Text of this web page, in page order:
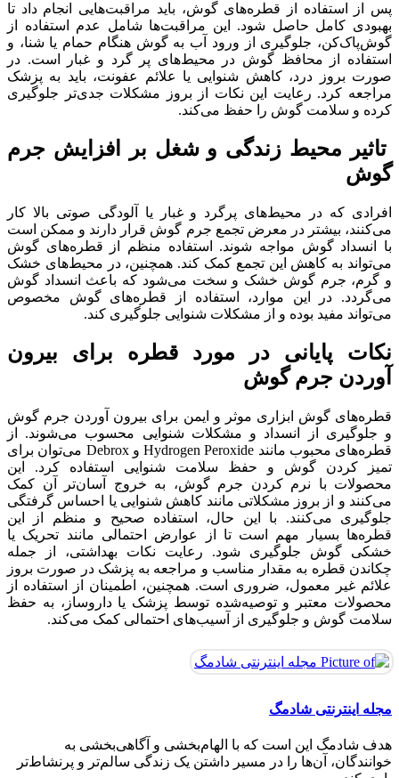
پس از استفاده از قطره‌های گوش، باید مراقبت‌هایی انجام داد تا
بهبودی کامل حاصل شود. این مراقبت‌ها شامل عدم استفاده از
گوش‌پاک‌کن، جلوگیری از ورود آب به گوش هنگام حمام یا شنا، و
استفاده از محافظ گوش در محیط‌های پر گرد و غبار است. در
صورت بروز درد، کاهش شنوایی یا علائم عفونت، باید به پزشک
مراجعه کرد. رعایت این نکات از بروز مشکلات جدی‌تر جلوگیری
کرده و سلامت گوش را حفظ می‌کند.
تاثیر محیط زندگی و شغل بر افزایش جرم
گوش
افرادی که در محیط‌های پرگرد و غبار یا آلودگی صوتی بالا کار
می‌کنند، بیشتر در معرض تجمع جرم گوش قرار دارند و ممکن است
با انسداد گوش مواجه شوند. استفاده منظم از قطره‌های گوش
می‌تواند به کاهش این تجمع کمک کند. همچنین، در محیط‌های خشک
و گرم، جرم گوش خشک و سخت می‌شود که باعث انسداد گوش
می‌گردد. در این موارد، استفاده از قطره‌های گوش مخصوص
می‌تواند مفید بوده و از مشکلات شنوایی جلوگیری کند.
نکات پایانی در مورد قطره برای بیرون
آوردن جرم گوش
قطره‌های گوش ابزاری موثر و ایمن برای بیرون آوردن جرم گوش
و جلوگیری از انسداد و مشکلات شنوایی محسوب می‌شوند. از
قطره‌های محبوب مانند Hydrogen Peroxide و Debrox می‌توان برای
تمیز کردن گوش و حفظ سلامت شنوایی استفاده کرد. این
محصولات با نرم کردن جرم گوش، به خروج آسان‌تر آن کمک
می‌کنند و از بروز مشکلاتی مانند کاهش شنوایی یا احساس گرفتگی
جلوگیری می‌کنند. با این حال، استفاده صحیح و منظم از این
قطره‌ها بسیار مهم است تا از عوارض احتمالی مانند تحریک یا
خشکی گوش جلوگیری شود. رعایت نکات بهداشتی، از جمله
چکاندن قطره به مقدار مناسب و مراجعه به پزشک در صورت بروز
علائم غیر معمول، ضروری است. همچنین، اطمینان از استفاده از
محصولات معتبر و توصیه‌شده توسط پزشک یا داروساز، به حفظ
سلامت گوش و جلوگیری از آسیب‌های احتمالی کمک می‌کند.
مجله اینترنتی شادمگ
هدف شادمگ این است که با الهام‌بخشی و آگاهی‌بخشی به
خوانندگان، آن‌ها را در مسیر داشتن یک زندگی سالم‌تر و پرنشاط‌تر
ساخت کرم پودر با ارد گندم در ۵ دقیقه مناسب
طرح ناخن شیک و باکلاس تابستانی دخترانه برای
ماسک امگا 3 برای پوست ؛ مقوی ترین ماسک